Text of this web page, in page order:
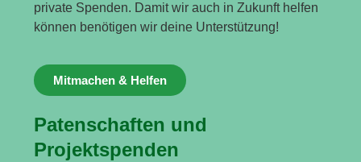
private Spenden. Damit wir auch in Zukunft helfen
können benötigen wir deine Unterstützung!
Mitmachen & Helfen
Patenschaften und
Projektspenden